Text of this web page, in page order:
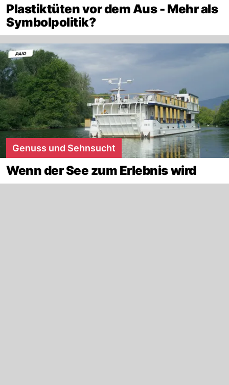
Plastiktüten vor dem Aus - Mehr als
Symbolpolitik?
Genuss und Sehnsucht
Wenn der See zum Erlebnis wird